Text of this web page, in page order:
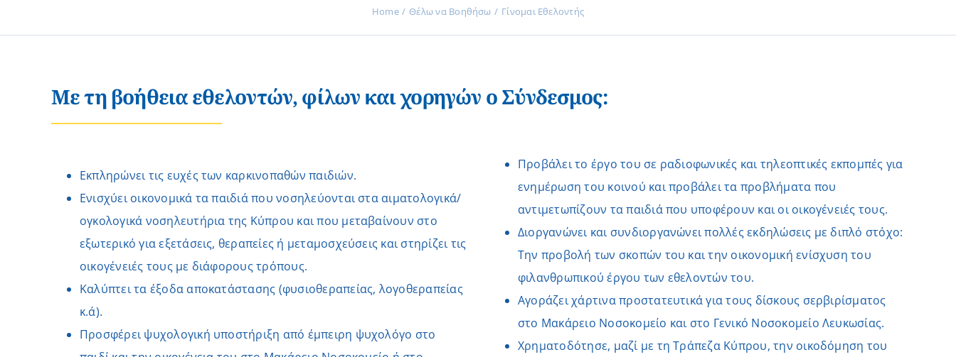
Home Θέλω να Βοηθήσω Γίνομαι Εθελοντής
Mε τη βοήθεια εθελοντών, φίλων και χορηγών ο Σύνδεσμος:
Εκπληρώνει τις ευχές των καρκινοπαθών παιδιών.
Ενισχύει οικονομικά τα παιδιά που νοσηλεύονται στα αιματολογικά/
ογκολογικά νοσηλευτήρια της Κύπρου και που μεταβαίνουν στο
εξωτερικό για εξετάσεις, θεραπείες ή μεταμοσχεύσεις και στηρίζει τις
οικογένειές τους με διάφορους τρόπους.
Καλύπτει τα έξοδα αποκατάστασης (φυσιοθεραπείας, λογοθεραπείας
κ.ά).
Προσφέρει ψυχολογική υποστήριξη από έμπειρη ψυχολόγο στο
Προβάλει το έργο του σε ραδιοφωνικές και τηλεοπτικές εκπομπές για
ενημέρωση του κοινού και προβάλει τα προβλήματα που
αντιμετωπίζουν τα παιδιά που υποφέρουν και οι οικογένειές τους.
Διοργανώνει και συνδιοργανώνει πολλές εκδηλώσεις με διπλό στόχο:
Την προβολή των σκοπών του και την οικονομική ενίσχυση του
φιλανθρωπικού έργου των εθελοντών του.
Αγοράζει χάρτινα προστατευτικά για τους δίσκους σερβιρίσματος
στο Μακάρειο Νοσοκομείο και στο Γενικό Νοσοκομείο Λευκωσίας.
Χρηματοδότησε, μαζί με τη Τράπεζα Κύπρου, την οικοδόμηση του